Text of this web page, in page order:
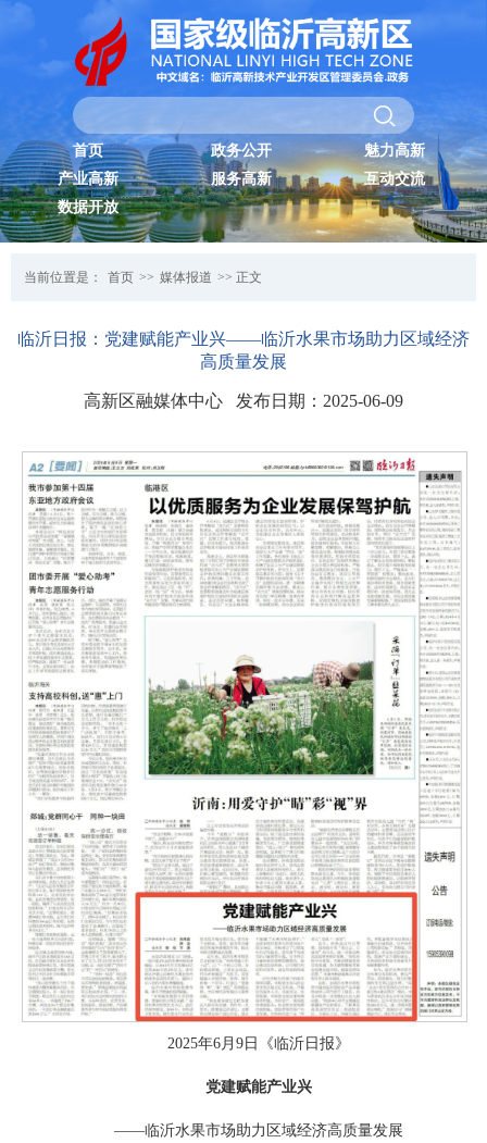
首页 政务公开
魅力高新
产业高新
服务高新
互动交流
数据开放
当前位置是： 首页 >> 媒体报道 >> 正文
临沂日报：党建赋能产业兴——临沂水果市场助力区域经济
高质量发展
高新区融媒体中心 发布日期：2025-06-09
2025年6月9日《临沂日报》
党建赋能产业兴
——临沂水果市场助力区域经济高质量发展